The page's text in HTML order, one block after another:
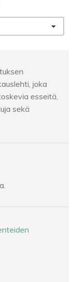
joka
esseitä,
sekä